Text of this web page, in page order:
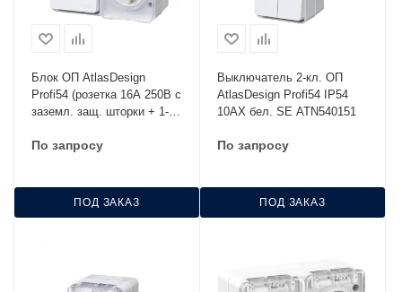
Блок ОП AtlasDesign
Profi54 (розетка 16А 250В с
заземл. защ. шторки + 1-
SE ATN540170
По запросу
ПОД ЗАКАЗ
Выключатель 2-кл. ОП
AtlasDesign Profi54 IP54
10AX бел. SE ATN540151
По запросу
ПОД ЗАКАЗ